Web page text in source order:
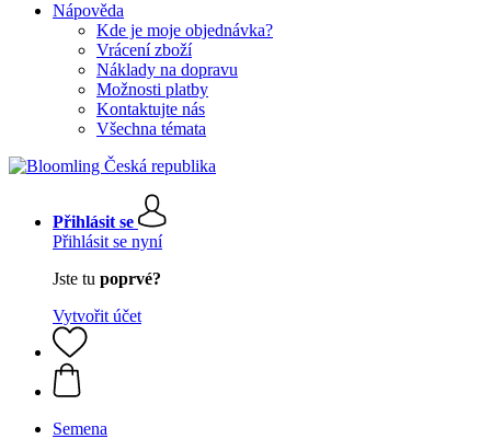
Nápověda
Kde je moje objednávka?
Vrácení zboží
Náklady na dopravu
Možnosti platby
Kontaktujte nás
Všechna témata
Přihlásit se
Přihlásit se nyní
Jste tu poprvé?
Vytvořit účet
Semena